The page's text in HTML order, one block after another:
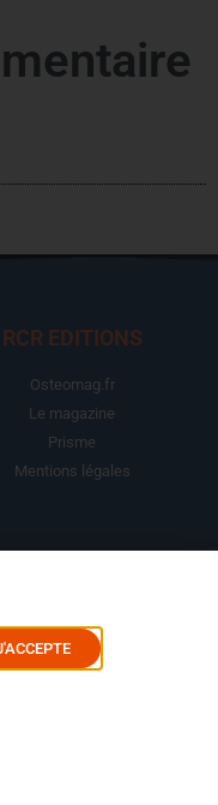
RCR EDITIONS
Osteomag.fr
Le magazine
Prisme
Mentions légales
Mes commandes
Mes abonnements